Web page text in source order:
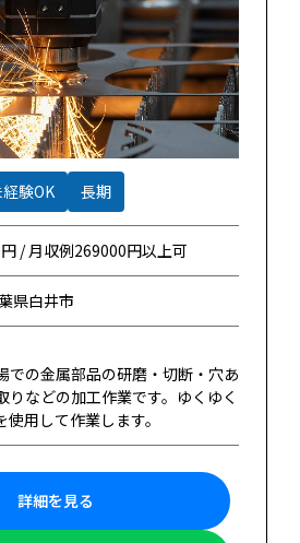
験OK 長期
/ 月収例269000円以上可
県白井市
での金属部品の研磨・切断・穴あ
りなどの加工作業です。ゆくゆく
用して作業します。
詳細を見る